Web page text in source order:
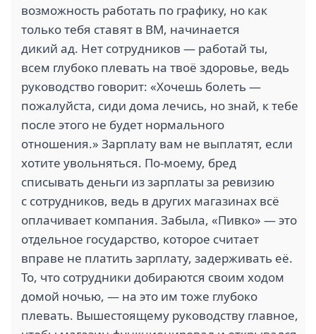
возможность работать по графику, но как
только тебя ставят в ВМ, начинается
дикий ад. Нет сотрудников — работай ты,
всем глубоко плевать на твоё здоровье, ведь
руководство говорит: «Хочешь болеть —
пожалуйста, сиди дома лечись, но знай, к тебе
после этого не будет нормального
отношения.» Зарплату вам не выплатят, если
хотите увольняться. По-моему, бред
списывать деньги из зарплаты за ревизию
с сотрудников, ведь в других магазинах всё
оплачивает компания. Забыла, «Пивко» — это
отдельное государство, которое считает
вправе не платить зарплату, задерживать её.
То, что сотрудники добираются своим ходом
домой ночью, — на это им тоже глубоко
плевать. Вышестоящему руководству главное,